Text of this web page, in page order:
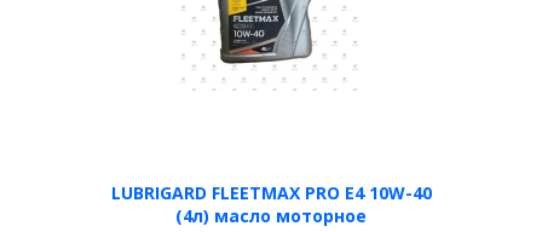
LUBRIGARD FLEETMAX PRO E4 10W-40
(4л) масло моторное